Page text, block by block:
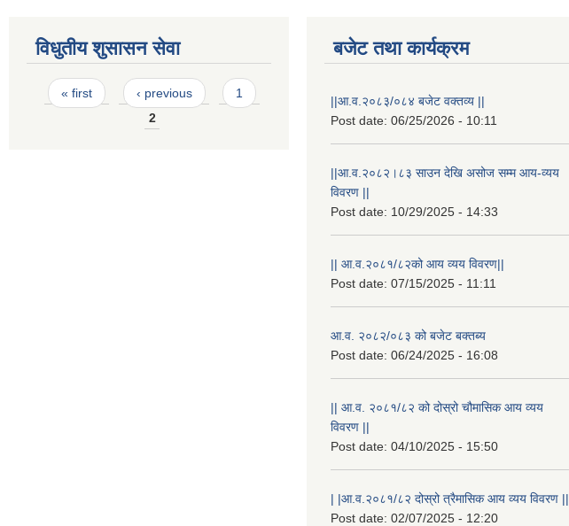
विधुतीय शुसासन सेवा
Pages
« first ‹ previous
1
2
बजेट तथा कार्यक्रम
||आ.व.२०८३/०८४ बजेट वक्तव्य ||
Post date: 06/25/2026 - 10:11
||आ.व.२०८२।८३ साउन देखि असोज सम्म आय-व्यय
विवरण ||
Post date: 10/29/2025 - 14:33
|| आ.व.२०८१/८२को आय व्यय विवरण||
Post date: 07/15/2025 - 11:11
आ.व. २०८२/०८३ को बजेट बक्तब्य
Post date: 06/24/2025 - 16:08
|| आ.व. २०८१/८२ को दोस्रो चौमासिक आय व्यय
विवरण ||
Post date: 04/10/2025 - 15:50
| |आ.व.२०८१/८२ दोस्रो त्रैमासिक आय व्यय विवरण ||
Post date: 02/07/2025 - 12:20